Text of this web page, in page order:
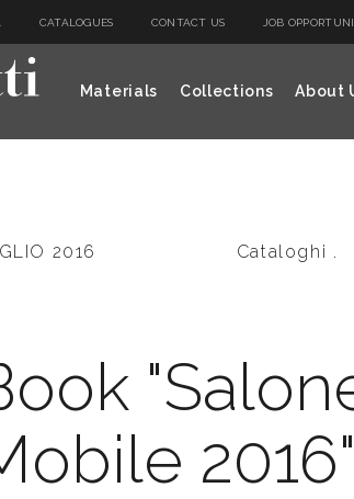
CATALOGUES CONTACT US JOB
Materials Collections About
2016 Cataloghi .
2016"